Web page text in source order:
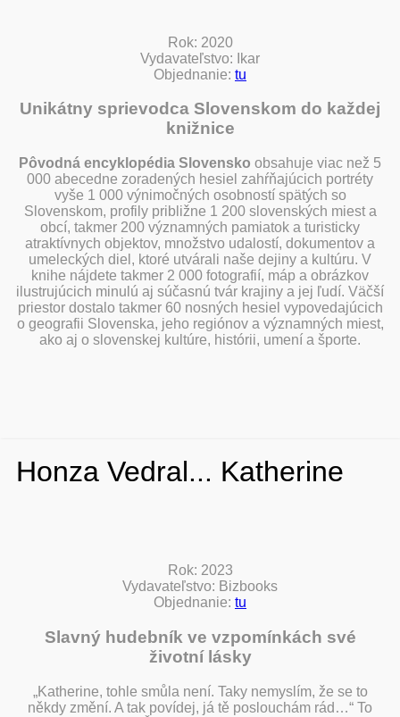
Rok: 2020
Vydavateľstvo: Ikar
Objednanie: tu
Unikátny sprievodca Slovenskom do každej
knižnice
Pôvodná encyklopédia Slovensko obsahuje viac než 5
000 abecedne zoradených hesiel zahŕňajúcich portréty
vyše 1 000 výnimočných osobností spätých so
Slovenskom, profily približne 1 200 slovenských miest a
obcí, takmer 200 významných pamiatok a turisticky
atraktívnych objektov, množstvo udalostí, dokumentov a
umeleckých diel, ktoré utvárali naše dejiny a kultúru. V
knihe nájdete takmer 2 000 fotografií, máp a obrázkov
ilustrujúcich minulú aj súčasnú tvár krajiny a jej ľudí. Väčší
priestor dostalo takmer 60 nosných hesiel vypovedajúcich
o geografii Slovenska, jeho regiónov a významných miest,
ako aj o slovenskej kultúre, histórii, umení a športe.
Honza Vedral... Katherine
Rok: 2023
Vydavateľstvo: Bizbooks
Objednanie: tu
Slavný hudebník ve vzpomínkách své
životní lásky
„Katherine, tohle smůla není. Taky nemyslím, že se to
někdy změní. A tak povídej, já tě poslouchám rád…“ To